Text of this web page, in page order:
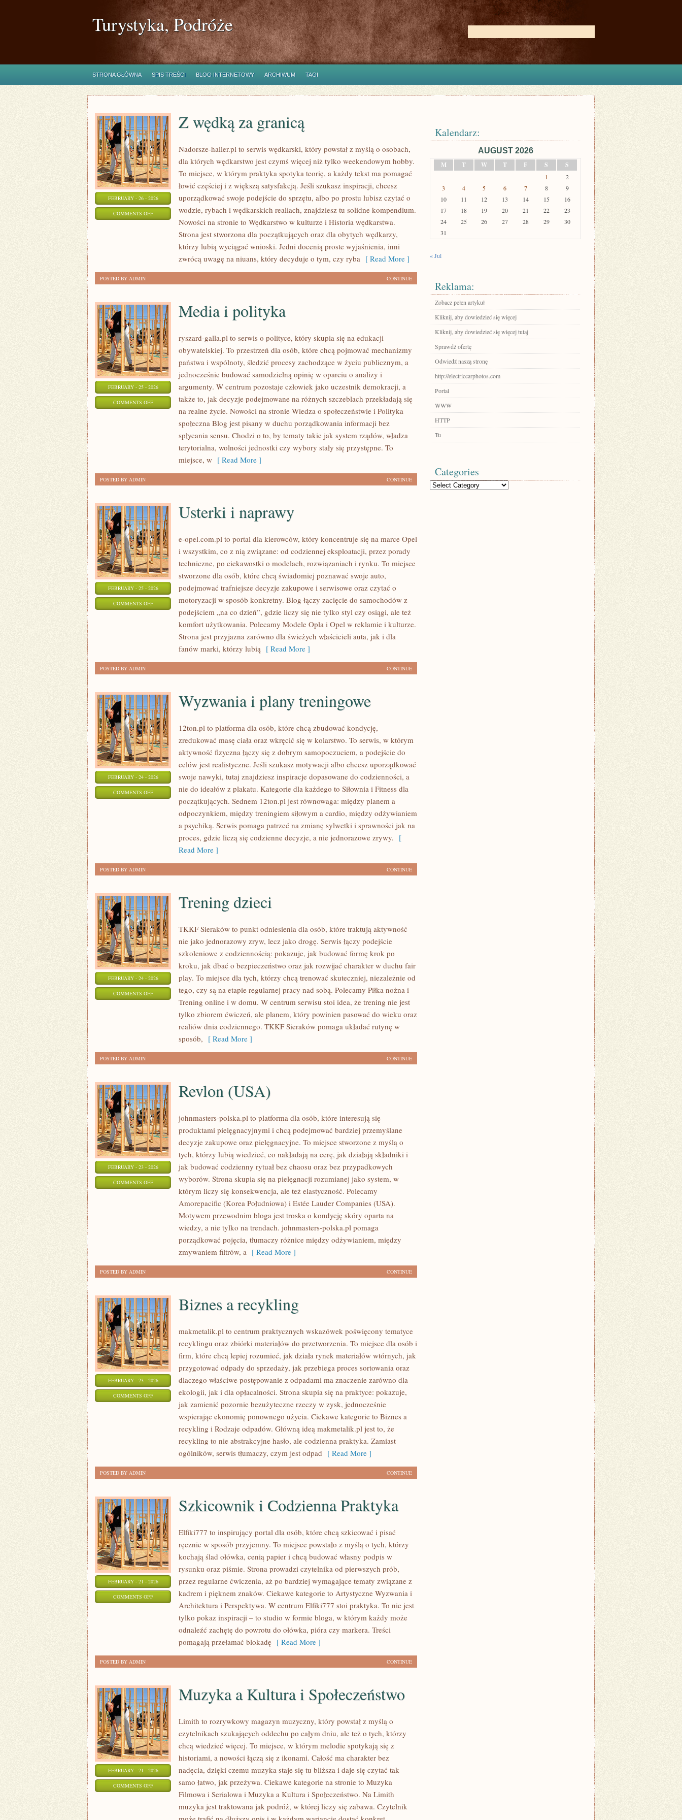
Turystyka, Podróże
STRONA GŁÓWNA SPIS TREŚCI BLOG INTERNETOWY ARCHIWUM TAGI
FEBRUARY - 26 - 2026
COMMENTS OFFON
Z wędką za granicą
Nadorsze-haller.pl to serwis wędkarski, który powstał z myślą o osobach,
dla których wędkarstwo jest czymś więcej niż tylko weekendowym hobby.
To miejsce, w którym praktyka spotyka teorię, a każdy tekst ma pomagać
łowić częściej i z większą satysfakcją. Jeśli szukasz inspiracji, chcesz
uporządkować swoje podejście do sprzętu, albo po prostu lubisz czytać o
wodzie, rybach i wędkarskich realiach, znajdziesz tu solidne kompendium.
Nowości na stronie to Wędkarstwo w kulturze i Historia wędkarstwa.
Strona jest stworzona dla początkujących oraz dla obytych wędkarzy,
którzy lubią wyciągać wnioski. Jedni docenią proste wyjaśnienia, inni
zwrócą uwagę na niuans, który decyduje o tym, czy ryba [ Read More ]
CONTINUE
POSTED BY ADMIN
FEBRUARY - 25 - 2026
COMMENTS OFFON
Media i polityka
ryszard-galla.pl to serwis o polityce, który skupia się na edukacji
obywatelskiej. To przestrzeń dla osób, które chcą pojmować mechanizmy
państwa i wspólnoty, śledzić procesy zachodzące w życiu publicznym, a
jednocześnie budować samodzielną opinię w oparciu o analizy i
argumenty. W centrum pozostaje człowiek jako uczestnik demokracji, a
także to, jak decyzje podejmowane na różnych szczeblach przekładają się
na realne życie. Nowości na stronie Wiedza o społeczeństwie i Polityka
społeczna Blog jest pisany w duchu porządkowania informacji bez
spłycania sensu. Chodzi o to, by tematy takie jak system rządów, władza
terytorialna, wolności jednostki czy wybory stały się przystępne. To
miejsce, w [ Read More ]
CONTINUE
POSTED BY ADMIN
FEBRUARY - 25 - 2026
COMMENTS OFFON
Usterki i naprawy
e-opel.com.pl to portal dla kierowców, który koncentruje się na marce Opel
i wszystkim, co z nią związane: od codziennej eksploatacji, przez porady
techniczne, po ciekawostki o modelach, rozwiązaniach i rynku. To miejsce
stworzone dla osób, które chcą świadomiej poznawać swoje auto,
podejmować trafniejsze decyzje zakupowe i serwisowe oraz czytać o
motoryzacji w sposób konkretny. Blog łączy zacięcie do samochodów z
podejściem „na co dzień”, gdzie liczy się nie tylko styl czy osiągi, ale też
komfort użytkowania. Polecamy Modele Opla i Opel w reklamie i kulturze.
Strona jest przyjazna zarówno dla świeżych właścicieli auta, jak i dla
fanów marki, którzy lubią [ Read More ]
CONTINUE
POSTED BY ADMIN
FEBRUARY - 24 - 2026
COMMENTS OFFON
WYZWANIA
TRENINGOWE
Wyzwania i plany treningowe
12ton.pl to platforma dla osób, które chcą zbudować kondycję,
zredukować masę ciała oraz wkręcić się w kolarstwo. To serwis, w którym
aktywność fizyczna łączy się z dobrym samopoczuciem, a podejście do
celów jest realistyczne. Jeśli szukasz motywacji albo chcesz uporządkować
swoje nawyki, tutaj znajdziesz inspiracje dopasowane do codzienności, a
nie do ideałów z plakatu. Kategorie dla każdego to Siłownia i Fitness dla
początkujących. Sednem 12ton.pl jest równowaga: między planem a
odpoczynkiem, między treningiem siłowym a cardio, między odżywianiem
a psychiką. Serwis pomaga patrzeć na zmianę sylwetki i sprawności jak na
proces, gdzie liczą się codzienne decyzje, a nie jednorazowe zrywy. [
Read More ]
CONTINUE
POSTED BY ADMIN
FEBRUARY - 24 - 2026
COMMENTS OFFON
Trening dzieci
TKKF Sieraków to punkt odniesienia dla osób, które traktują aktywność
nie jako jednorazowy zryw, lecz jako drogę. Serwis łączy podejście
szkoleniowe z codziennością: pokazuje, jak budować formę krok po
kroku, jak dbać o bezpieczeństwo oraz jak rozwijać charakter w duchu fair
play. To miejsce dla tych, którzy chcą trenować skuteczniej, niezależnie od
tego, czy są na etapie regularnej pracy nad sobą. Polecamy Piłka nożna i
Trening online i w domu. W centrum serwisu stoi idea, że trening nie jest
tylko zbiorem ćwiczeń, ale planem, który powinien pasować do wieku oraz
realiów dnia codziennego. TKKF Sieraków pomaga układać rutynę w
sposób, [ Read More ]
CONTINUE
POSTED BY ADMIN
FEBRUARY - 23 - 2026
COMMENTS OFFON
Revlon (USA)
johnmasters-polska.pl to platforma dla osób, które interesują się
produktami pielęgnacyjnymi i chcą podejmować bardziej przemyślane
decyzje zakupowe oraz pielęgnacyjne. To miejsce stworzone z myślą o
tych, którzy lubią wiedzieć, co nakładają na cerę, jak działają składniki i
jak budować codzienny rytuał bez chaosu oraz bez przypadkowych
wyborów. Strona skupia się na pielęgnacji rozumianej jako system, w
którym liczy się konsekwencja, ale też elastyczność. Polecamy
Amorepacific (Korea Południowa) i Estée Lauder Companies (USA).
Motywem przewodnim bloga jest troska o kondycję skóry oparta na
wiedzy, a nie tylko na trendach. johnmasters-polska.pl pomaga
porządkować pojęcia, tłumaczy różnice między odżywianiem, między
zmywaniem filtrów, a [ Read More ]
CONTINUE
POSTED BY ADMIN
FEBRUARY - 23 - 2026
COMMENTS OFFON
RECYKLING
Biznes a recykling
makmetalik.pl to centrum praktycznych wskazówek poświęcony tematyce
recyklingu oraz zbiórki materiałów do przetworzenia. To miejsce dla osób i
firm, które chcą lepiej rozumieć, jak działa rynek materiałów wtórnych, jak
przygotować odpady do sprzedaży, jak przebiega proces sortowania oraz
dlaczego właściwe postępowanie z odpadami ma znaczenie zarówno dla
ekologii, jak i dla opłacalności. Strona skupia się na praktyce: pokazuje,
jak zamienić pozornie bezużyteczne rzeczy w zysk, jednocześnie
wspierając ekonomię ponownego użycia. Ciekawe kategorie to Biznes a
recykling i Rodzaje odpadów. Główną ideą makmetalik.pl jest to, że
recykling to nie abstrakcyjne hasło, ale codzienna praktyka. Zamiast
ogólników, serwis tłumaczy, czym jest odpad [ Read More ]
CONTINUE
POSTED BY ADMIN
FEBRUARY - 21 - 2026
COMMENTS OFFON
SZKICOWNIK
CODZIENNA
PRAKTYKA
Szkicownik i Codzienna Praktyka
Elfiki777 to inspirujący portal dla osób, które chcą szkicować i pisać
ręcznie w sposób przyjemny. To miejsce powstało z myślą o tych, którzy
kochają ślad ołówka, cenią papier i chcą budować własny podpis w
rysunku oraz piśmie. Strona prowadzi czytelnika od pierwszych prób,
przez regularne ćwiczenia, aż po bardziej wymagające tematy związane z
kadrem i pięknem znaków. Ciekawe kategorie to Artystyczne Wyzwania i
Architektura i Perspektywa. W centrum Elfiki777 stoi praktyka. To nie jest
tylko pokaz inspiracji – to studio w formie bloga, w którym każdy może
odnaleźć zachętę do powrotu do ołówka, pióra czy markera. Treści
pomagają przełamać blokadę [ Read More ]
CONTINUE
POSTED BY ADMIN
FEBRUARY - 21 - 2026
COMMENTS OFFON
Muzyka a Kultura i Społeczeństwo
Limith to rozrywkowy magazyn muzyczny, który powstał z myślą o
czytelnikach szukających oddechu po całym dniu, ale też o tych, którzy
chcą wiedzieć więcej. To miejsce, w którym melodie spotykają się z
historiami, a nowości łączą się z ikonami. Całość ma charakter bez
nadęcia, dzięki czemu muzyka staje się tu bliższa i daje się czytać tak
samo łatwo, jak przeżywa. Ciekawe kategorie na stronie to Muzyka
Filmowa i Serialowa i Muzyka a Kultura i Społeczeństwo. Na Limith
muzyka jest traktowana jak podróż, w której liczy się zabawa. Czytelnik
Kalendarz:
AUGUST 2026
M
T W T F S S
1
2
3
4 5 6 7 8
9
10
11 12 13 14 15
16
17
18 19 20 21 22
23
24
25 26 27 28 29
30
31
« Jul
Reklama:
Zobacz pełen artykuł
Kliknij, aby dowiedzieć się więcej
Kliknij, aby dowiedzieć się więcej tutaj
Sprawdź ofertę
Odwiedź naszą stronę
http://electriccarphotos.com
Portal
WWW
HTTP
Tu
Categories
Categories